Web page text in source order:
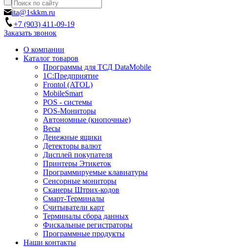
ita@1skkm.ru
+7 (903) 411-09-19
Заказать звонок
О компании
Каталог товаров
Программы для ТСД DataMobile
1С:Предприятие
Frontol (ATOL)
MobileSmart
POS - системы
POS-Мониторы
Автономные (кнопочные)
Весы
Денежные ящики
Детекторы валют
Дисплей покупателя
Принтеры Этикеток
Программируемые клавиатуры
Сенсорные мониторы
Сканеры Штрих-кодов
Смарт-Терминалы
Считыватели карт
Терминалы сбора данных
Фискальные регистраторы
Программные продукты
Наши контакты